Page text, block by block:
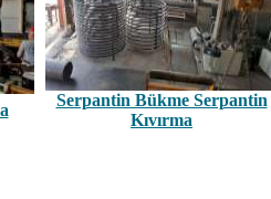
Serpantin Bükme Serpantin
Kıvırma